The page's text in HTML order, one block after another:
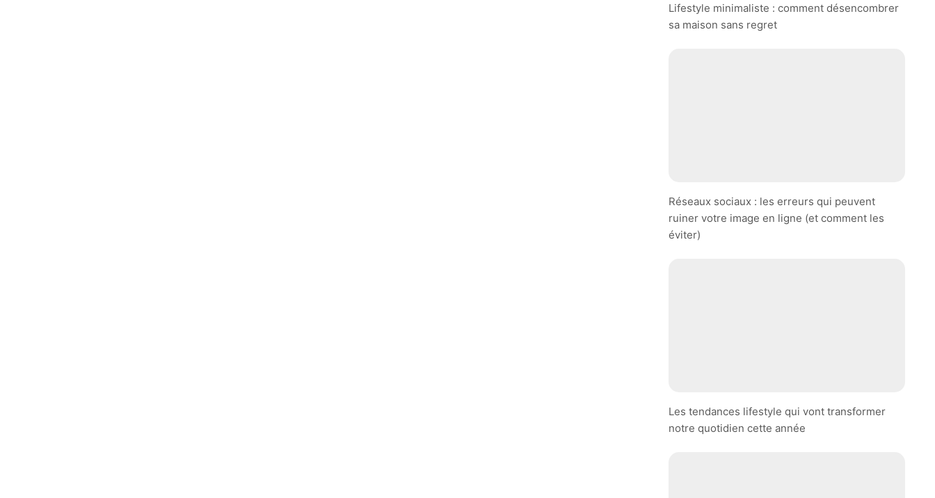
Lifestyle minimaliste : comment désencombrer
sa maison sans regret
Réseaux sociaux : les erreurs qui peuvent
ruiner votre image en ligne (et comment les
éviter)
Les tendances lifestyle qui vont transformer
notre quotidien cette année